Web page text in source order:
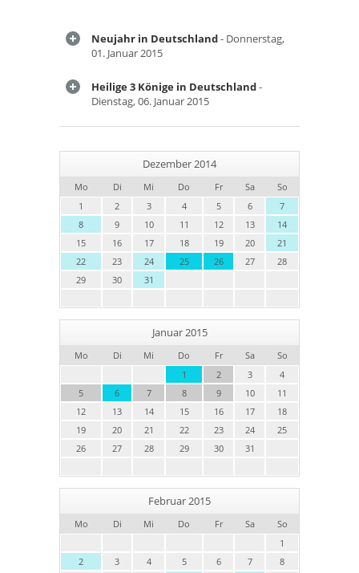
Neujahr in Deutschland- Donnerstag,
01. Januar 2015
Heilige 3 Könige in Deutschland-
Dienstag, 06. Januar 2015
Dezember 2014
Mo Di Mi Do Fr Sa
So
1
2 3 4 5 6
7
8
9 10 11 12 13
14
15
16 17 18 19 20
21
22
23 24 25 26 27
28
29
30 31
Januar 2015
Mo Di Mi Do Fr Sa
So
1
2 3
4
5
6 7 8 9 10
11
12
13 14 15 16 17
18
19
20 21 22 23 24
25
26
27 28 29 30 31
Februar 2015
Mo Di Mi Do Fr Sa
So
1
2
3 4 5 6 7
8